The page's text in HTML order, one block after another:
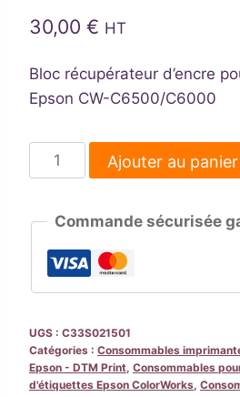
30,00 € HT
Bloc récupérateur d’encre
Epson CW-C6500/C6000
quantité
de
récupérateur
d'encre
pour
Epson
CW-
C6500/C6000
Ajouter au panier
Commande sécurisée
UGS : C33S021501
Catégories : Consommables
Epson - DTM Print, Consommables
d'étiquettes Epson ColorWorks,